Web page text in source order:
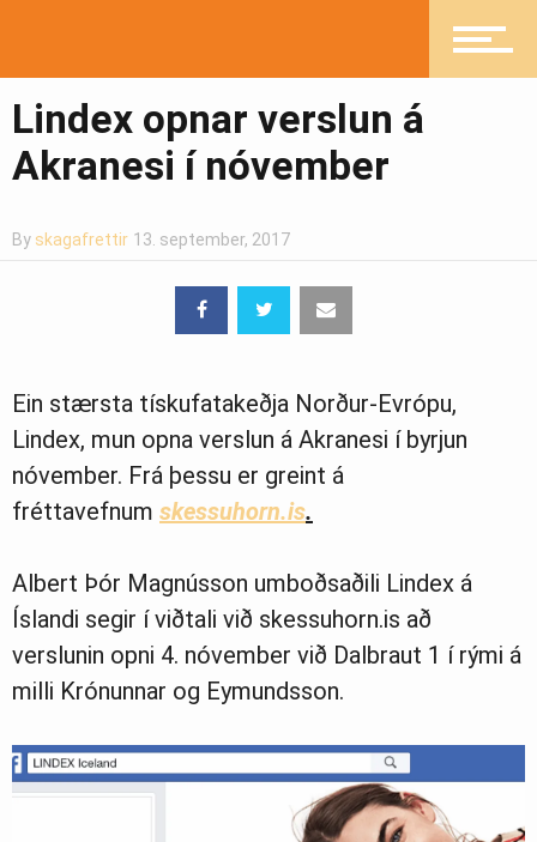
Íþróttir
Pistlar
Greinasafn
Ljósmyndasafn
Lindex opnar verslun á
Akranesi í nóvember
By skagafrettir 13. september, 2017
Ein stærsta tískufatakeðja Norður-Evrópu,
Lindex, mun opna verslun á Akranesi í byrjun
nóvember. Frá þessu er greint á
fréttavefnum skessuhorn.is.
Albert Þór Magnússon umboðsaðili Lindex á
Íslandi segir í viðtali við skessuhorn.is að
verslunin opni 4. nóvember við Dalbraut 1 í rými á
milli Krónunnar og Eymundsson.